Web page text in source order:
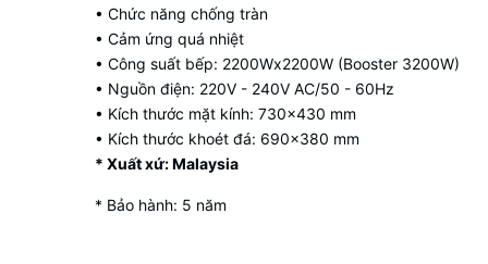
• Chức năng chống tràn
• Cảm ứng quá nhiệt
• Công suất bếp: 2200Wx2200W (Booster 3200W)
• Nguồn điện: 220V - 240V AC/50 - 60Hz
• Kích thước mặt kính: 730x430 mm
• Kích thước khoét đá: 690x380 mm
* Xuất xứ: Malaysia
* Bảo hành: 5 năm